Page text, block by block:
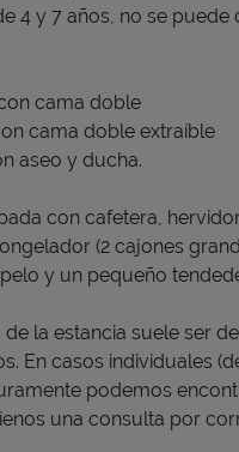
4 y 7 años, no se
cama doble
cama doble extraíble
aseo y ducha.
con cafetera,
(2 cajones
y un pequeño
la estancia suele ser
En casos individuales
podemos
una consulta por